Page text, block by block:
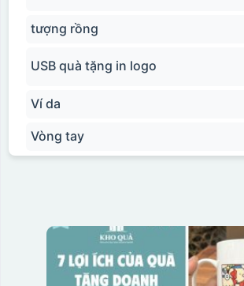
tượng rồng
USB quà tặng in logo
Ví da
Vòng tay